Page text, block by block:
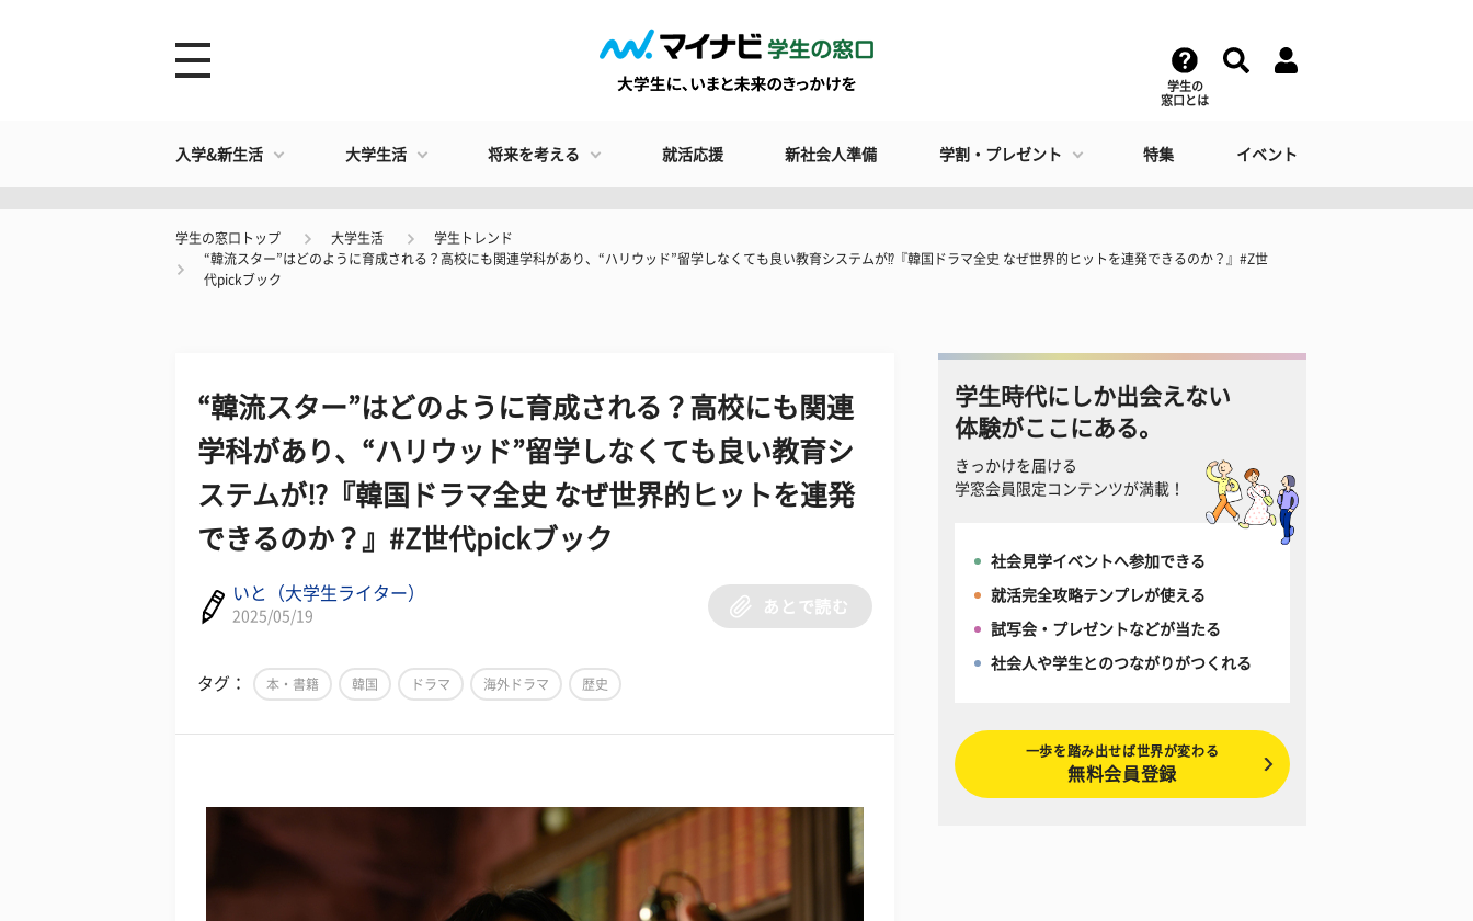
学生の
窓口とは
入学&新生活 大学生活 将来を考える 就活応援 新社会人準備 学割・プレゼント 特集 イベント
学生の窓口トップ 大学生活
学生トレンド
“韓流スター”はどのように育成される？高校にも関連学科があり、“ハリウッド”留学しなくても良い教育システムが⁉『韓国ドラマ全史 なぜ世界的ヒットを連発できるのか？』#Z世
代pickブック
“韓流スター”はどのように育成される？高校にも関連
学科があり、“ハリウッド”留学しなくても良い教育シ
ステムが⁉『韓国ドラマ全史 なぜ世界的ヒットを連発
できるのか？』#Z世代pickブック
いと（大学生ライター）
2025/05/19
あとで読む
タグ： 本・書籍 韓国 ドラマ 海外ドラマ 歴史
学生時代にしか出会えない
体験がここにある。
きっかけを届ける
学窓会員限定コンテンツが満載！
社会見学イベントへ参加できる
就活完全攻略テンプレが使える
試写会・プレゼントなどが当たる
社会人や学生とのつながりがつくれる
一歩を踏み出せば世界が変わる
無料会員登録